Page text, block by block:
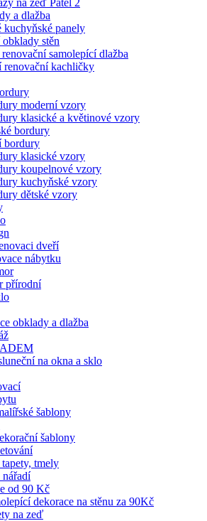
a dlažba
kuchyňské panely
stěn
samolepící dlažba
renovační kachličky
moderní vzory
klasické a květinové vzory
bordury
bordury
klasické vzory
koupelnové vzory
kuchyňské vzory
dětské vzory
dveří
nábytku
přírodní
obklady a dlažba
na okna a sklo
šablony
šablony
tmely
nářadí
od 90 Kč
dekorace na stěnu za 90Kč
na zeď